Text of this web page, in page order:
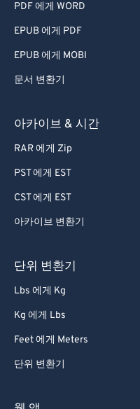
PDF 에게 WORD
EPUB 에게 PDF
EPUB 에게 MOBI
문서 변환기
아카이브 & 시간
RAR 에게 Zip
PST 에게 EST
CST 에게 EST
아카이브 변환기
단위 변환기
Lbs 에게 Kg
Kg 에게 Lbs
Feet 에게 Meters
단위 변환기